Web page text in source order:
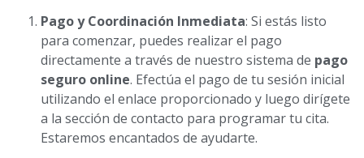
Pago y Coordinación Inmediata: Si estás listo
para comenzar, puedes realizar el pago
directamente a través de nuestro sistema de pago
seguro online. Efectúa el pago de tu sesión inicial
utilizando el enlace proporcionado y luego dirígete
a la sección de contacto para programar tu cita.
Estaremos encantados de ayudarte.